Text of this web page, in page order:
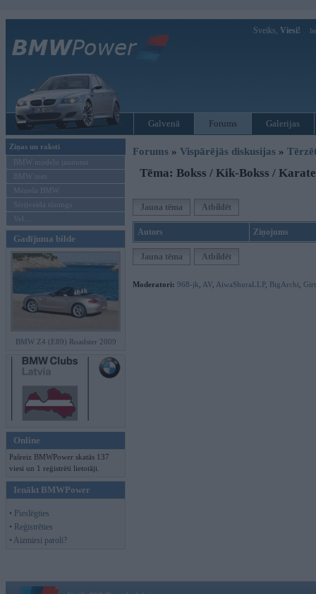
Sveiks, Viesi!
Galvenā Forums Galerijas
Ziņas un raksti
BMW modeļu jaunumi
BMW testi
Mēneša BMW
Sērijveida tūnings
Vel...
Gadījuma bilde
BMW Z4 (E89) Roadster 2009
Online
Pašreiz BMWPower skatās 137
viesi un 1 reģistrēti lietotāji.
Ienākt BMWPower
• Pieslēgties
• Reģistrēties
• Aizmirsi paroli?
Forums » Vispārējās diskusijas »
Tēma: Bokss / Kik-Bokss /
Jauna tēma Atbildēt
Autors Ziņojums
Jauna tēma Atbildēt
Moderatori: 968-jk AV AiwaShuraLLP, BigArchi